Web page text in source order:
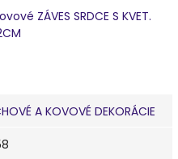
ZÁVES SRDCE S KVET.
A KOVOVÉ DEKORÁCIE